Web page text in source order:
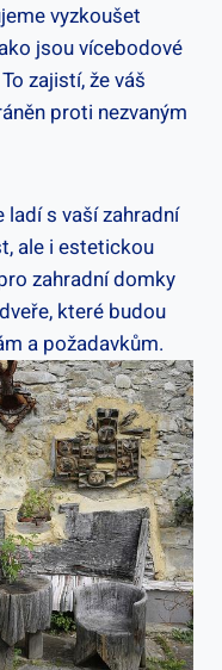
vyzkoušet
jsou vícebodové
zajistí, že váš
proti nezvaným
s vaší zahradní
ale i estetickou
zahradní domky
které budou
a požadavkům.